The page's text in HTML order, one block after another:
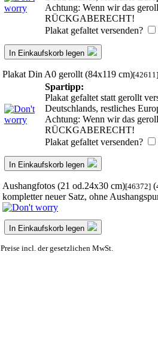
Achtung: Wenn wir das
RÜCKGABERECHT!
Plakat gefaltet versenden?
In Einkaufskorb legen
Plakat Din A0 gerollt (84x119 cm)[42611]
Spartipp:
Plakat gefaltet statt gerollt
Deutschlands, restliches
Achtung: Wenn wir das
RÜCKGABERECHT!
Plakat gefaltet versenden?
In Einkaufskorb legen
Aushangfotos (21 od.24x30 cm)[46372]
kompletter neuer Satz, ohne
In Einkaufskorb legen
Preise incl. der gesetzlichen MwSt.